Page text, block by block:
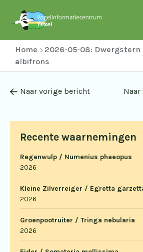
Home
2026-05-08: Dwergstern
albifrons
Recente waarnemingen
Regenwulp / Numenius phaeopus
2026
Kleine Zilverreiger / Egretta
2026
Groenpootruiter / Tringa nebularia
2026
Naar vorige bericht